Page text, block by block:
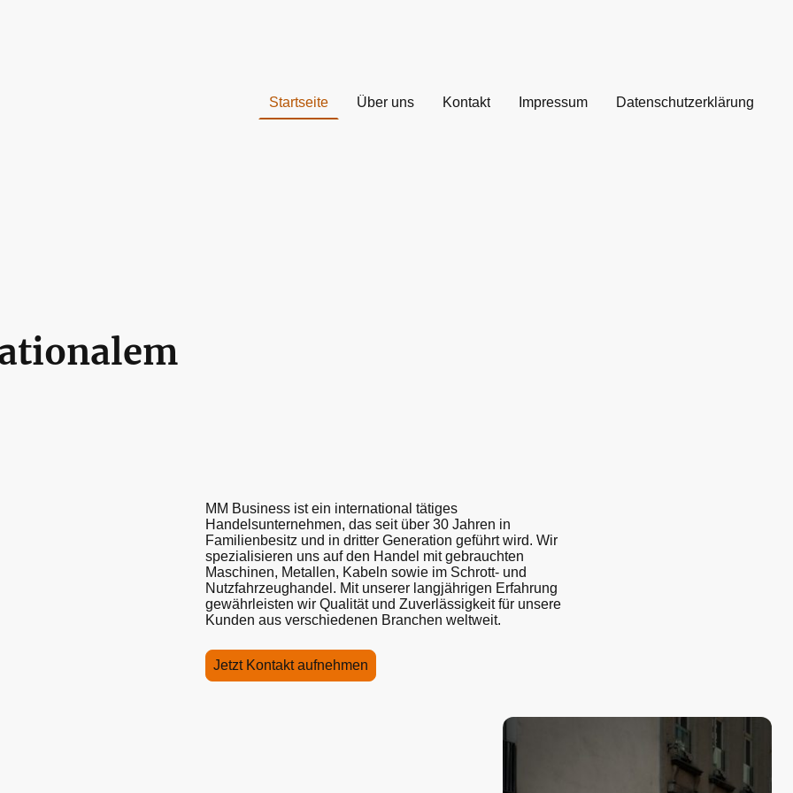
Startseite Über uns Kontakt Impressum Datenschutzerklärung
MM Business ist ein international tätiges
Handelsunternehmen, das seit über 30 Jahren in
Familienbesitz und in dritter Generation geführt wird. Wir
spezialisieren uns auf den Handel mit gebrauchten
Maschinen, Metallen, Kabeln sowie im Schrott- und
Nutzfahrzeughandel. Mit unserer langjährigen Erfahrung
gewährleisten wir Qualität und Zuverlässigkeit für unsere
Kunden aus verschiedenen Branchen weltweit.
Jetzt Kontakt aufnehmen